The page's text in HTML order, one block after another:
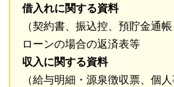
借入れに関する資料
（契約書、振込控、預貯金通帳
ローンの場合の返済表等
収入に関する資料
（給与明細・源泉徴収票、個